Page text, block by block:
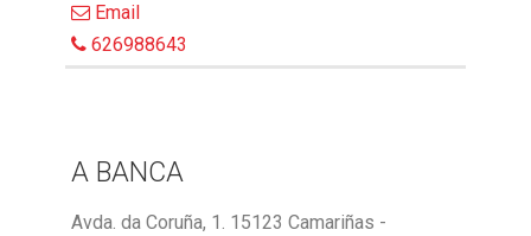
Email
626988643
A BANCA
Avda. da Coruña, 1. 15123 Camariñas -